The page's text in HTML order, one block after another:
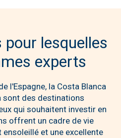
pour lesquelles
experts
l'Espagne, la Costa Blanca
sont des destinations
qui souhaitent investir en
offrent un cadre de vie
ensoleillé et une excellente